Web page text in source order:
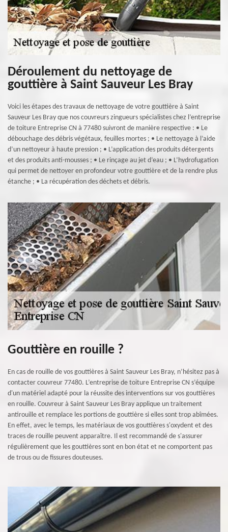
Déroulement du nettoyage de
gouttière à Saint Sauveur Les Bray
Voici les étapes des travaux de nettoyage de votre gouttière à Saint
Sauveur Les Bray que nos couvreurs zingueurs spécialistes chez l’entreprise
de toiture Entreprise CN à 77480 suivront de manière respective : • Le
débouchage des débris végétaux, feuilles mortes ; • Le nettoyage à l’aide
d’un nettoyeur à haute pression ; • L’application des produits détergents
et des produits anti-mousses ; • Le rinçage au jet d’eau ; • L’hydrofugation
qui permet de nettoyer en profondeur votre gouttière et de la rendre plus
étanche ; • La récupération des déchets et débris.
Gouttière en rouille ?
En cas de rouille de vos gouttières à Saint Sauveur Les Bray, n’hésitez pas à
contacter couvreur 77480. L’entreprise de toiture Entreprise CN s’équipe
d'un matériel adapté pour la réussite des interventions sur vos gouttières
en rouille. Couvreur à Saint Sauveur Les Bray applique un traitement
antirouille et remplace les portions de gouttière si elles sont trop abîmées.
En effet, avec le temps, les matériaux de vos gouttières s'oxydent et des
traces de rouille peuvent apparaître. Il est recommandé de s'assurer
régulièrement que les gouttières sont en bon état et ne comportent pas
de trous ou de fissures douteuses.